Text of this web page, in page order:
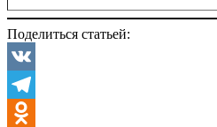
Поделиться статьей:
VK
Telegram